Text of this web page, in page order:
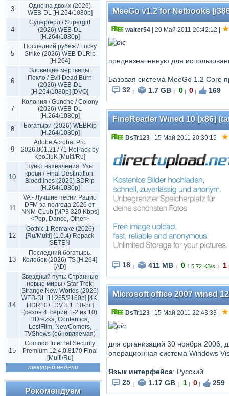
3
Одно на двоих (2026)
WEB-DL [H.264/1080p]
4
Супергёрл / Supergirl
(2026) WEB-DL
[H.264/1080p]
5
Последний рубеж / Lucky
Strike (2026) WEB-DLRip
[H.264]
6
Зловещие мертвецы:
Пекло / Evil Dead Burn
(2026) WEB-DL
[H.264/1080p] [DVO]
7
Колония / Gunche / Colony
(2026) WEB-DL
[H.264/1080p]
8
Богатыри (2026) WEBRip
[H.264/1080p]
9
Adobe Acrobat Pro
2026.001.21771 RePack by
KpoJIuK [Multi/Ru]
10
Пункт назначения: Узы
крови / Final Destination:
Bloodlines (2025) BDRip
[H.264/1080p]
11
VA - Лучшие песни Радио
DFM за полгода 2026 от
NNM-CLub [MP3|320 Kbps]
<Pop, Dance, Other>
12
Gothic 1 Remake (2026)
[Ru/Multi] (1.0.4) Repack
SE7EN
13
Последний богатырь.
Колобок (2026) TS [H.264]
[AD]
14
Звездный путь: Странные
новые миры / Star Trek:
Strange New Worlds (2026)
WEB-DL [H.265/2160p] [4K,
HDR10+, DV 8.1, 10-bit]
(сезон 4, серии 1-2 из 10)
HDrezka, Contentica,
LostFilm, NewComers,
TVShows (обновляемая)
15
Comodo Internet Security
Premium 12.4.0.8170 Final
[Multi/Ru]
текущей недели
Рекомендуем
MeeGo v1.2 for Netbooks
walter54 | 20 Май 2011 20:42:12
предназначенную для
Базовая система MeeGo 1.2 Core
32
1.7 GB 0 0 169
FineReader Wined 10 [x86]
DsTr123 | 15 Май 2011 20:39:15
18 411 MB 0 ↑ 5.72 KB/s 1
Microsoft office 2007 wined
DsTr123 | 15 Май 2011 22:43:33
для организаций 30 ноября
операционная система Windows
Язык интерфейса: Русский
25
1.17 GB 1 0 259